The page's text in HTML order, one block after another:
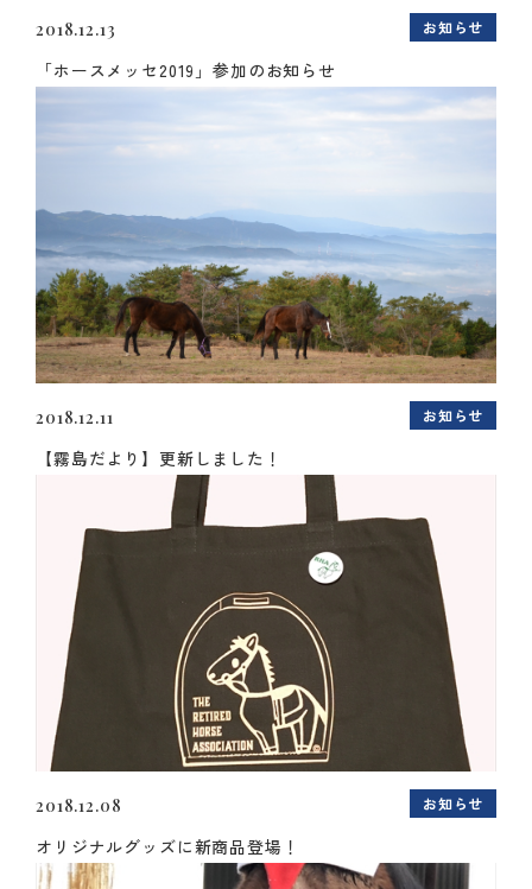
2018.12.13 お知らせ
「ホースメッセ2019」参加のお知らせ
2018.12.11 お知らせ
【霧島だより】更新しました！
2018.12.08 お知らせ
オリジナルグッズに新商品登場！